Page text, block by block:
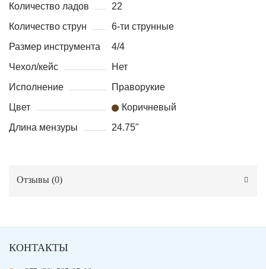
Количество ладов
22
Количество струн
6-ти струнные
Размер инструмента
4/4
Чехол/кейс
Нет
Исполнение
Праворукие
Цвет
Коричневый
Длина мензуры
24.75"
Отзывы (0)
КОНТАКТЫ